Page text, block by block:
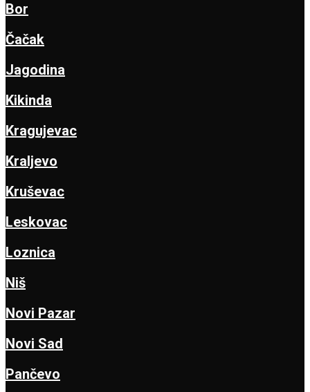
Bor
Čačak
Jagodina
Kikinda
Kragujevac
Kraljevo
Kruševac
Leskovac
Loznica
Niš
Novi Pazar
Novi Sad
Pančevo